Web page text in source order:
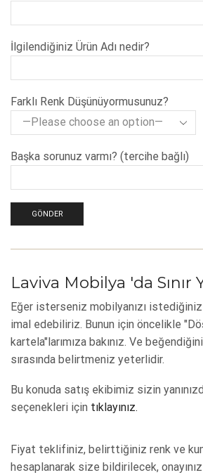
İlgilendiğiniz Ürün Adı nedir?
Farklı Renk Düşünüyormusunuz?
Başka sorunuz varmı? (tercihe bağlı)
Laviva Mobilya 'da Sınır
Eğer isterseniz mobilyanızı
imal edebiliriz. Bunun için öncelikle
kartela"larımıza bakınız. Ve
sırasında belirtmeniz yeterlidir.
Bu konuda satış ekibimiz sizin
seçenekleri için tıklayınız.
Fiyat teklifiniz, belirttiğiniz renk ve
hesaplanarak size bildirilecek,